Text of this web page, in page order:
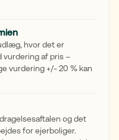
hvor det er
vurdering af pris –
vurdering +/- 20 % kan
og det
for ejerboliger.